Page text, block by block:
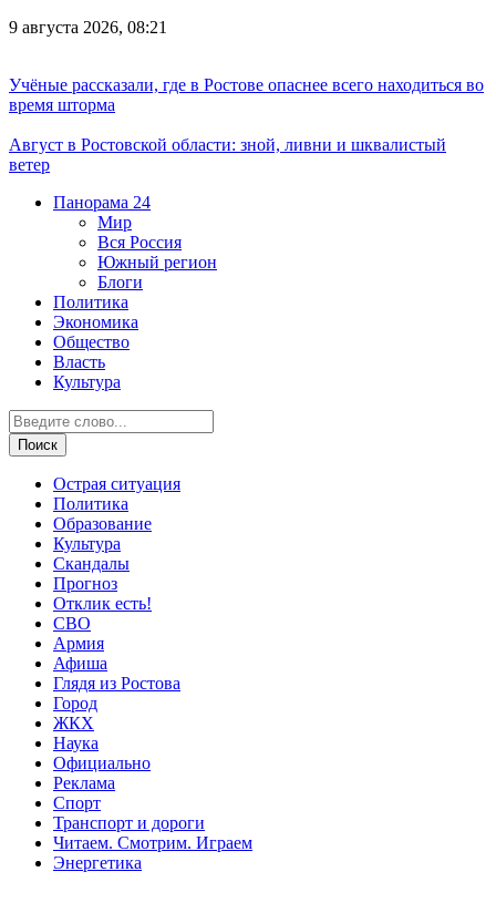
9 августа 2026, 08:21
Учёные рассказали, где в Ростове опаснее всего находиться во
время шторма
Август в Ростовской области: зной, ливни и шквалистый
ветер
Панорама 24
Мир
Вся Россия
Южный регион
Блоги
Политика
Экономика
Общество
Власть
Культура
Острая ситуация
Политика
Образование
Культура
Скандалы
Прогноз
Отклик есть!
СВО
Армия
Афиша
Глядя из Ростова
Город
ЖКХ
Наука
Официально
Реклама
Спорт
Транспорт и дороги
Читаем. Смотрим. Играем
Энергетика